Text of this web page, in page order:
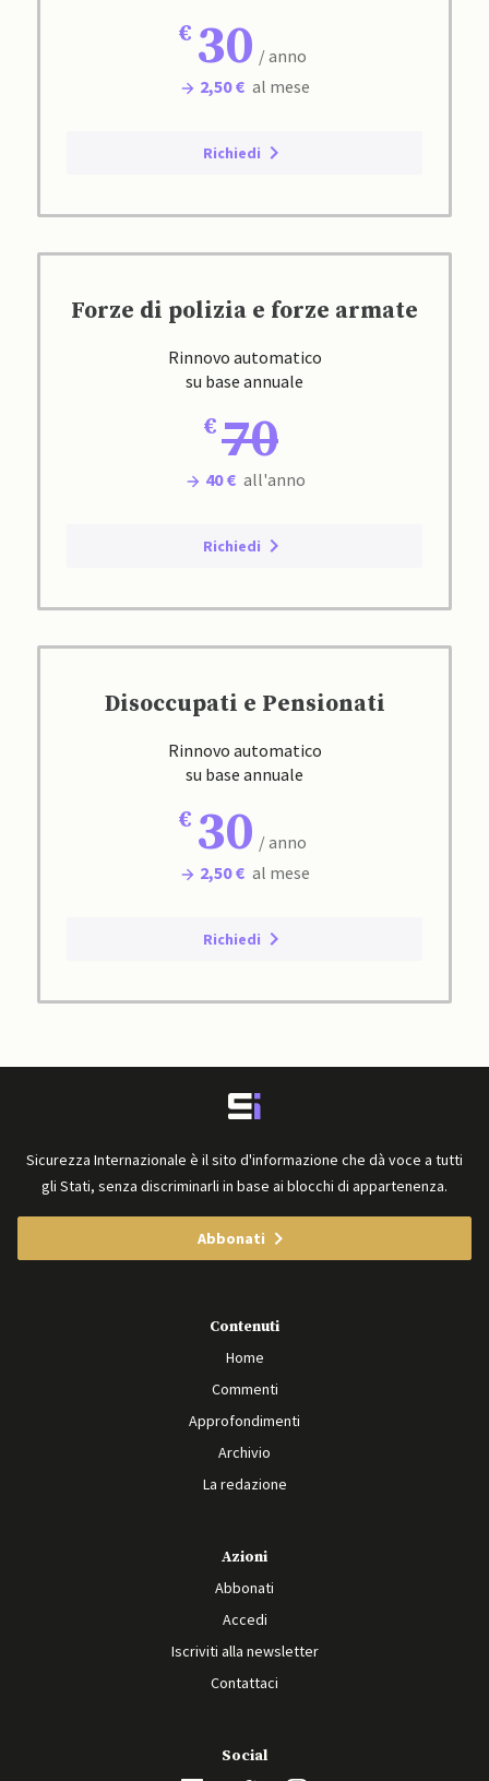
30 / anno
2,50 € al mese
Richiedi
Forze di polizia e forze armate
Rinnovo automatico
su base annuale
70
40 € all'anno
Richiedi
Disoccupati e Pensionati
Rinnovo automatico
su base annuale
30 / anno
2,50 € al mese
Richiedi
Sicurezza Internazionale è il sito d'informazione che dà voce a tutti
gli Stati, senza discriminarli in base ai blocchi di appartenenza.
Abbonati
Contenuti
Home
Commenti
Approfondimenti
Archivio
La redazione
Azioni
Abbonati
Accedi
Iscriviti alla newsletter
Contattaci
Social